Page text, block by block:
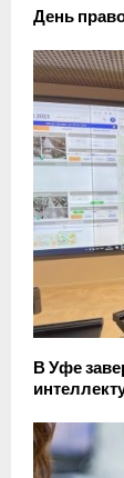
День
В Уфе